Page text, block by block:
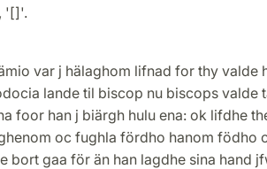
'[]'.
var j hälaghom lifnad for thy valde
lande til biscop nu biscops valde
foor han j biärgh hulu ena: ok lifdhe
oc fughla fördho hanom födho
bort gaa för än han lagdhe sina hand